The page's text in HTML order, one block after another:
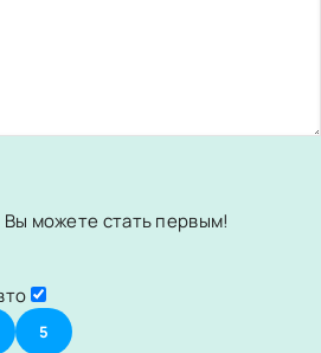
можете стать первым!
5